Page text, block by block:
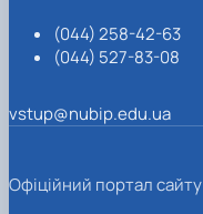
(044) 258-42-63
(044) 527-83-08
vstup@nubip.edu.ua
Офіційний портал сайту